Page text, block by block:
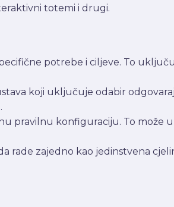
totemi i drugi.
potrebe i ciljeve. To
koji uključuje odabir
pravilnu konfiguraciju. To može
rade zajedno kao jedinstvena